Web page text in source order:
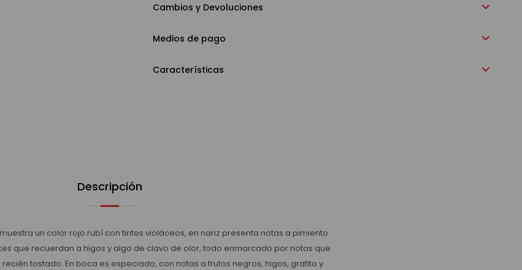
Cambios y Devoluciones
Medios de pago
Características
Descripción
un color rojo rubí con tintes violáceos, en nariz presenta notas a pimiento
que recuerdan a higos y algo de clavo de olor, todo enmarcado por notas que
tostado. En boca es especiado, con notas a frutos negros, higos, grafito y